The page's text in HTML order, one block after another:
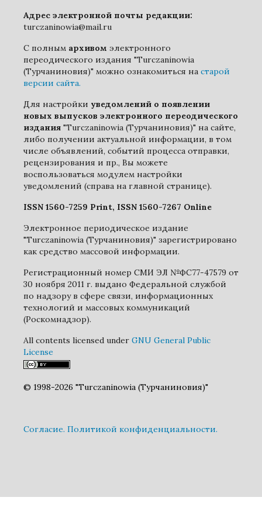
Адрес электронной почты редакции:
turczaninowia@mail.ru
С полным архивом электронного
переодического издания "Turczaninowia
(Турчаниновия)" можно ознакомиться на старой
версии сайта.
Для настройки уведомлений о появлении
новых выпусков электронного переодического
издания "Turczaninowia (Турчаниновия)" на сайте,
либо получении актуальной информации, в том
числе объявлений, событий процесса отправки,
рецензирования и пр., Вы можете
воспользоваться модулем настройки
уведомлений (справа на главной странице).
ISSN 1560-7259 Print, ISSN 1560-7267 Online
Электронное периодическое издание
"Turczaninowia (Турчаниновия)" зарегистрировано
как средство массовой информации.
Регистрационный номер СМИ ЭЛ №ФС77-47579 от
30 ноября 2011 г. выдано Федеральной службой
по надзору в сфере связи, информационных
технологий и массовых коммуникаций
(Роскомнадзор).
All contents licensed under GNU General Public
License
© 1998-2026 "Turczaninowia (Турчаниновия)"
Cогласие. Политикой конфиденциальности.